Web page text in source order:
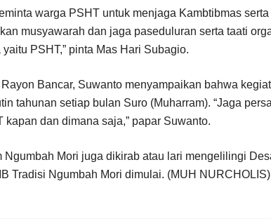
warga PSHT untuk menjaga Kambtibmas
musyawarah dan jaga paseduluran serta taati
PSHT,” pinta Mas Hari Subagio.
Bancar, Suwanto menyampaikan bahwa
tahunan setiap bulan Suro (Muharram). “Jaga
kapan dan dimana saja,” papar Suwanto.
Ngumbah Mori juga dikirab atau lari mengelilingi
Tradisi Ngumbah Mori dimulai. (MUH NURCHOLIS)